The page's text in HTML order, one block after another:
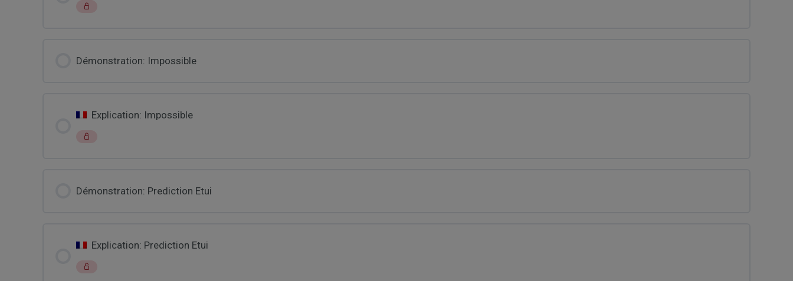
Démonstration: Impossible
Explication: Impossible
Démonstration: Prediction Etui
Explication: Prediction Etui